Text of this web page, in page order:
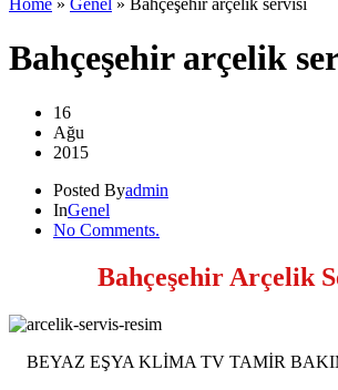
Home » Genel » Bahçeşehir arçelik servisi
Bahçeşehir arçelik
16
Ağu
2015
Posted Byadmin
InGenel
No Comments.
Bahçeşehir Arçelik
BEYAZ EŞYA KLİMA TV TAMİR